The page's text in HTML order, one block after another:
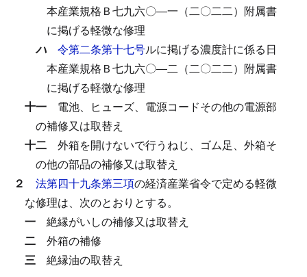
本産業規格Ｂ七九六〇―一（二〇二二）附属書
に掲げる軽微な修理
ハ 令第二条第十七号ルに掲げる濃度計に係る日
本産業規格Ｂ七九六〇―二（二〇二二）附属書
に掲げる軽微な修理
十一 電池、ヒューズ、電源コードその他の電源部
の補修又は取替え
十二 外箱を開けないで行うねじ、ゴム足、外箱そ
の他の部品の補修又は取替え
２ 法第四十九条第三項の経済産業省令で定める軽微
な修理は、次のとおりとする。
一 絶縁がいしの補修又は取替え
二 外箱の補修
三 絶縁油の取替え